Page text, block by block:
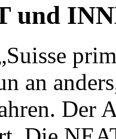
und
an
Der